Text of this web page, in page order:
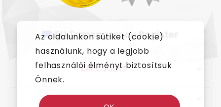
KAPCSOLAT
IMPRESSZUM
Az oldalunkon sütiket (cookie)
használunk, hogy a legjobb
felhasználói élményt biztosítsuk
Önnek.